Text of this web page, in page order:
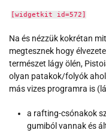
[widgetkit id=572]
Na és nézzük kokrétan
megtesznek hogy
természet lágy ölén,
olyan patakok/folyók
más vizes programra is
a rafting-csónakok
gumiból vannak és